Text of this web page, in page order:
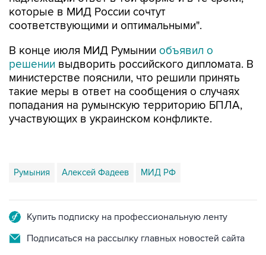
которые в МИД России сочтут
соответствующими и оптимальными".
В конце июля МИД Румынии объявил о
решении выдворить российского дипломата. В
министерстве пояснили, что решили принять
такие меры в ответ на сообщения о случаях
попадания на румынскую территорию БПЛА,
участвующих в украинском конфликте.
Румыния Алексей Фадеев МИД РФ
Купить подписку на профессиональную ленту
Подписаться на рассылку главных новостей сайта